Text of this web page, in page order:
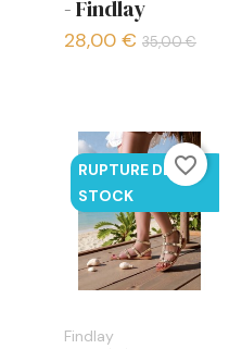
- Findlay
28,00 € 35,00 €
Findlay
RUPTURE DE
STOCK
favorite_border